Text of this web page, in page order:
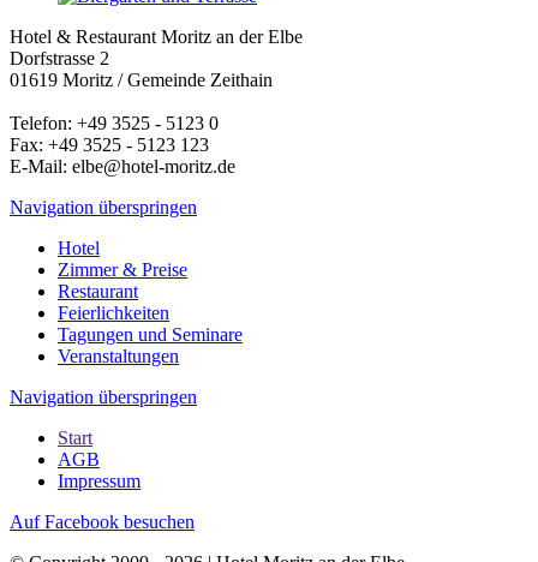
Hotel & Restaurant Moritz an der Elbe
Dorfstrasse 2
01619 Moritz / Gemeinde Zeithain
Telefon: +49 3525 - 5123 0
Fax: +49 3525 - 5123 123
E-Mail: elbe@hotel-moritz.de
Navigation überspringen
Hotel
Zimmer & Preise
Restaurant
Feierlichkeiten
Tagungen und Seminare
Veranstaltungen
Navigation überspringen
Start
AGB
Impressum
Auf Facebook besuchen